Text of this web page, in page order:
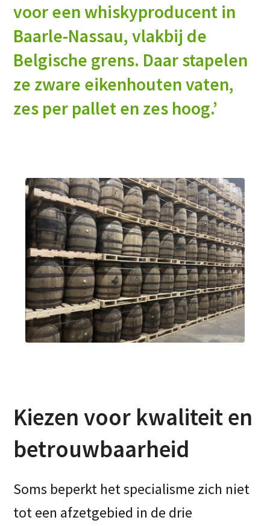
voor een whiskyproducent in
Baarle-Nassau, vlakbij de
Belgische grens. Daar stapelen
ze zware eikenhouten vaten,
zes per pallet en zes hoog.’
Kiezen voor kwaliteit en
betrouwbaarheid
Soms beperkt het specialisme zich niet
tot een afzetgebied in de drie